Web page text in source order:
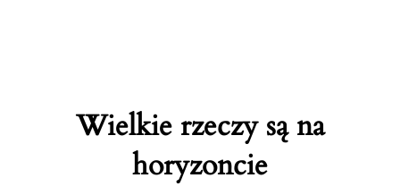
Wielkie rzeczy są na
horyzoncie